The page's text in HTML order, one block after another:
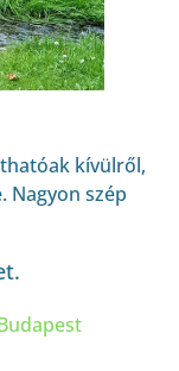
kívülről,
Nagyon szép